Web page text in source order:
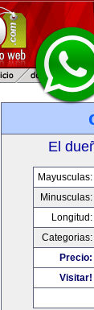
El
Mayusculas:
Minusculas:
Longitud:
Categorias:
Precio:
Visitar!